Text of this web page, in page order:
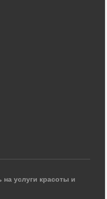
услуги красоты и